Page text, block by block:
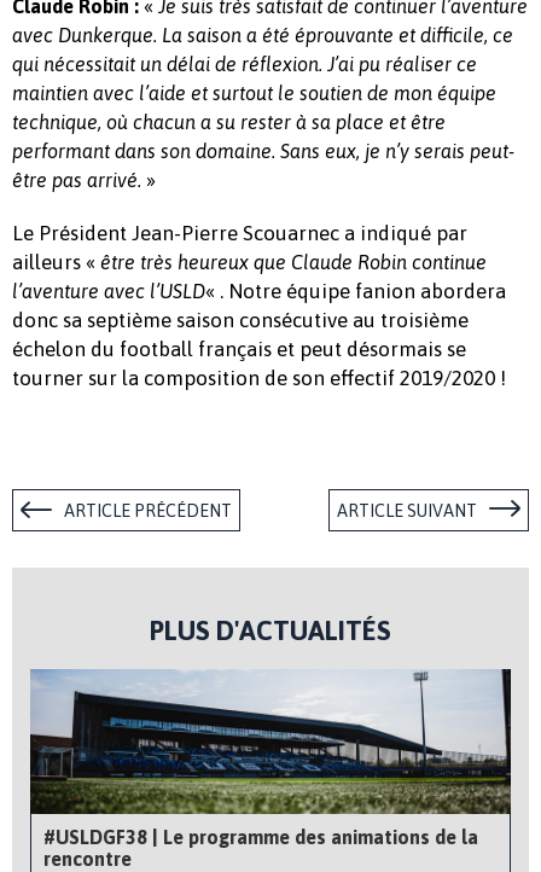
Claude Robin : « Je suis très satisfait de continuer l’aventure
avec Dunkerque. La saison a été éprouvante et difficile, ce
qui nécessitait un délai de réflexion. J’ai pu réaliser ce
maintien avec l’aide et surtout le soutien de mon équipe
technique, où chacun a su rester à sa place et être
performant dans son domaine. Sans eux, je n’y serais peut-
être pas arrivé. »
Le Président Jean-Pierre Scouarnec a indiqué par
ailleurs « être très heureux que Claude Robin continue
l’aventure avec l’USLD« . Notre équipe fanion abordera
donc sa septième saison consécutive au troisième
échelon du football français et peut désormais se
tourner sur la composition de son effectif 2019/2020 !
ARTICLE PRÉCÉDENT ARTICLE SUIVANT
PLUS D'ACTUALITÉS
#USLDGF38 | Le programme des animations de la
rencontre